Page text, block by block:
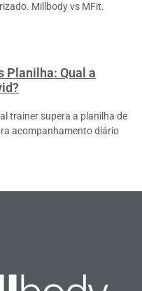
Millbody vs MFit.
Planilha: Qual a
trainer supera a planilha de
acompanhamento diário